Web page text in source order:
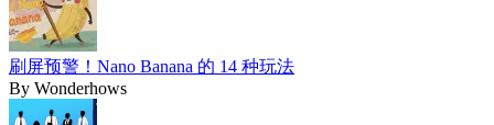
刷屏预警！Nano Banana 的 14 种玩法
By Wonderhows